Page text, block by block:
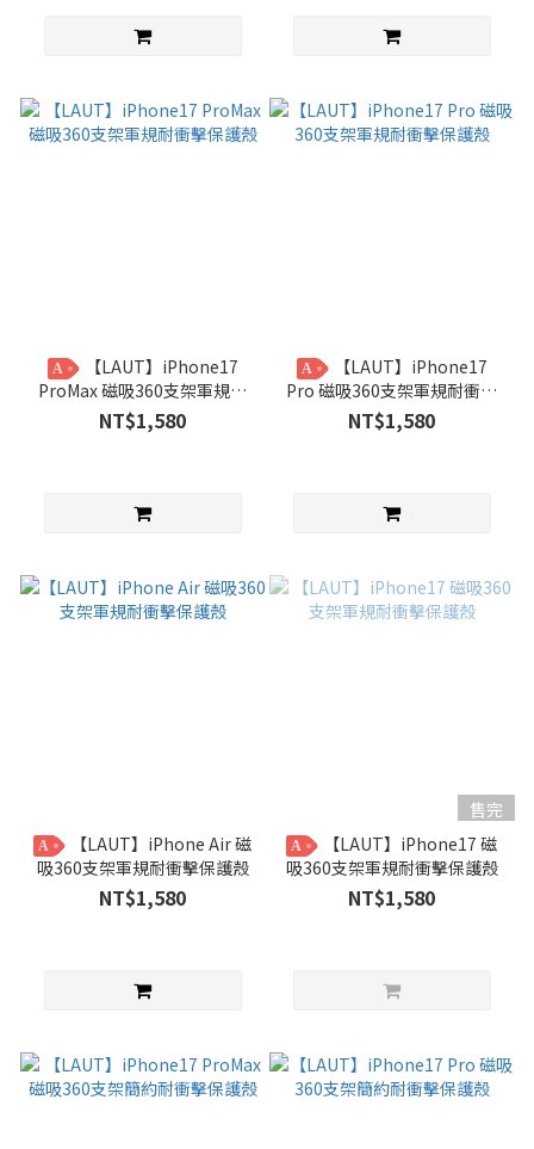
A
ProMax 磁吸360支架軍規耐
衝擊保護殼
NT$1,580
A
Pro 磁吸360支架軍規耐衝擊
保護殼
NT$1,580
A
吸360支架軍規耐衝擊保護殼
NT$1,580
售完
A
吸360支架軍規耐衝擊保護殼
NT$1,580